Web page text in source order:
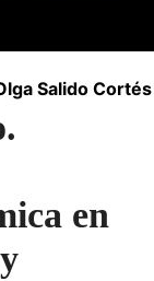
en
Salido Cortés